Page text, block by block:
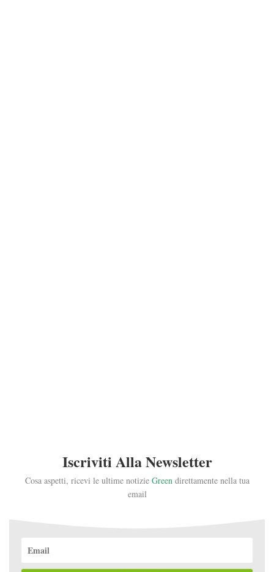
Iscriviti Alla Newsletter
Cosa aspetti, ricevi le ultime notizie Greendirettamente nella tua
email